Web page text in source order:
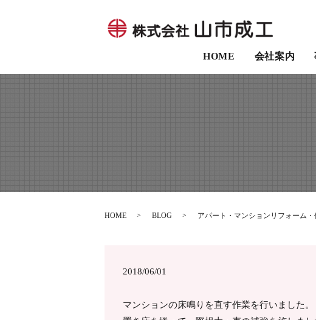
HOME 会社案内
HOME BLOG アパート・マンションリフォーム・
2018/06/01
マンションの床鳴りを直す作業を行いました。